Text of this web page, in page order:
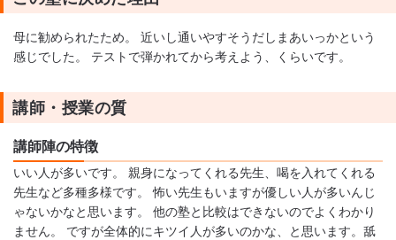
母に勧められたため。 近いし通いやすそうだしまあいっかという
感じでした。 テストで弾かれてから考えよう、くらいです。
講師・授業の質
講師陣の特徴
いい人が多いです。 親身になってくれる先生、喝を入れてくれる
先生など多種多様です。 怖い先生もいますが優しい人が多いんじ
ゃないかなと思います。 他の塾と比較はできないのでよくわかり
ません。 ですが全体的にキツイ人が多いのかな、と思います。舐